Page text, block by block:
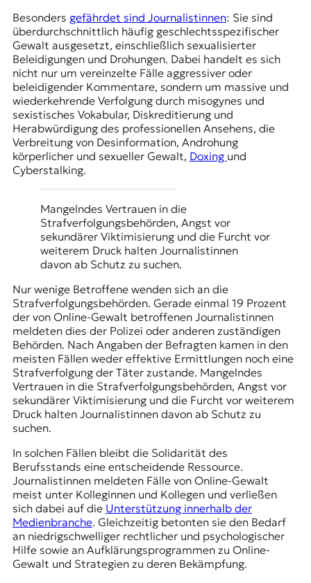
Besonders gefährdet sind Journalistinnen: Sie sind
überdurchschnittlich häufig geschlechtsspezifischer
Gewalt ausgesetzt, einschließlich sexualisierter
Beleidigungen und Drohungen. Dabei handelt es sich
nicht nur um vereinzelte Fälle aggressiver oder
beleidigender Kommentare, sondern um massive und
wiederkehrende Verfolgung durch misogynes und
sexistisches Vokabular, Diskreditierung und
Herabwürdigung des professionellen Ansehens, die
Verbreitung von Desinformation, Androhung
körperlicher und sexueller Gewalt, Doxing und
Cyberstalking.
Mangelndes Vertrauen in die
Strafverfolgungsbehörden, Angst vor
sekundärer Viktimisierung und die Furcht vor
weiterem Druck halten Journalistinnen
davon ab Schutz zu suchen.
Nur wenige Betroffene wenden sich an die
Strafverfolgungsbehörden. Gerade einmal 19 Prozent
der von Online-Gewalt betroffenen Journalistinnen
meldeten dies der Polizei oder anderen zuständigen
Behörden. Nach Angaben der Befragten kamen in den
meisten Fällen weder effektive Ermittlungen noch eine
Strafverfolgung der Täter zustande. Mangelndes
Vertrauen in die Strafverfolgungsbehörden, Angst vor
sekundärer Viktimisierung und die Furcht vor weiterem
Druck halten Journalistinnen davon ab Schutz zu
suchen.
In solchen Fällen bleibt die Solidarität des
Berufsstands eine entscheidende Ressource.
Journalistinnen meldeten Fälle von Online-Gewalt
meist unter Kolleginnen und Kollegen und verließen
sich dabei auf die Unterstützung innerhalb der
Medienbranche. Gleichzeitig betonten sie den Bedarf
an niedrigschwelliger rechtlicher und psychologischer
Hilfe sowie an Aufklärungsprogrammen zu Online-
Gewalt und Strategien zu deren Bekämpfung.